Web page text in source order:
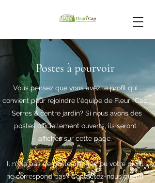
Postes à pourvoir
Vous pensez que vous avez le profil qui
convient pour rejoindre l'équipe de Fleuri-Cap
| Serres & centre jardin? Si nous avons des
postes officiellement ouverts, ils seront
affichés sur cette page.
Il n'y a pas de poste affichés, ou votre profil
ne correspond pas? Contactez-nous quand